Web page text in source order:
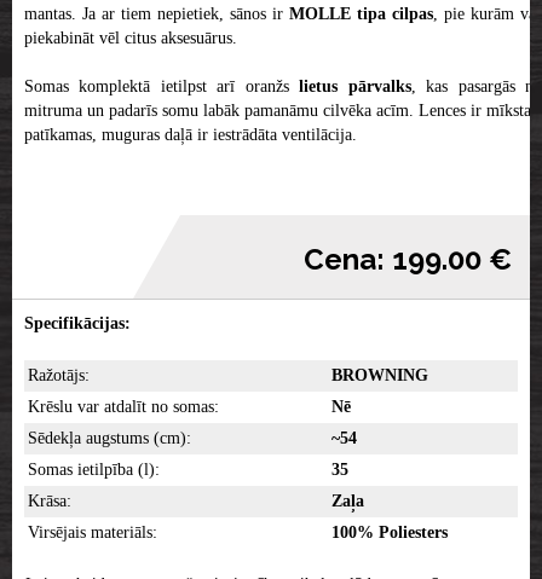
mantas. Ja ar tiem nepietiek, sānos ir MOLLE tipa cilpas , pie kurām var
piekabināt vēl citus aksesuārus.
Somas komplektā ietilpst arī oranžslietus pārvalks, kas pasargās no
mitruma un padarīs somu labāk pamanāmu cilvēka acīm. Lences ir mīkstas,
patīkamas, muguras daļā ir iestrādāta ventilācija.
Cena: 199.00 €
Specifikācijas:
Ražotājs:
BROWNING
Krēslu var atdalīt no somas:
Nē
Sēdekļa augstums (cm):
~54
Somas ietilpība (l):
35
Krāsa:
Zaļa
Virsējais materiāls:
100% Poliesters